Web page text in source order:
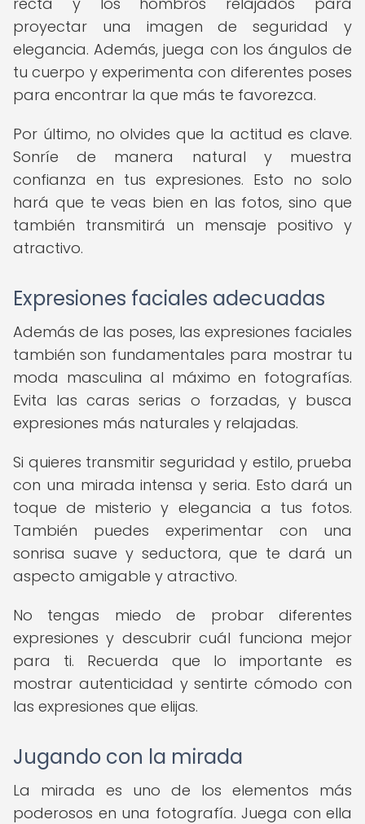
proyectar una imagen de seguridad y
elegancia. Además, juega con los ángulos de
tu cuerpo y experimenta con diferentes poses
para encontrar la que más te favorezca.
Por último, no olvides que la actitud es clave.
Sonríe de manera natural y muestra
confianza en tus expresiones. Esto no solo
hará que te veas bien en las fotos, sino que
también transmitirá un mensaje positivo y
atractivo.
Expresiones faciales adecuadas
Además de las poses, las expresiones faciales
también son fundamentales para mostrar tu
moda masculina al máximo en fotografías.
Evita las caras serias o forzadas, y busca
expresiones más naturales y relajadas.
Si quieres transmitir seguridad y estilo, prueba
con una mirada intensa y seria. Esto dará un
toque de misterio y elegancia a tus fotos.
También puedes experimentar con una
sonrisa suave y seductora, que te dará un
aspecto amigable y atractivo.
No tengas miedo de probar diferentes
expresiones y descubrir cuál funciona mejor
para ti. Recuerda que lo importante es
mostrar autenticidad y sentirte cómodo con
las expresiones que elijas.
Jugando con la mirada
La mirada es uno de los elementos más
poderosos en una fotografía. Juega con ella